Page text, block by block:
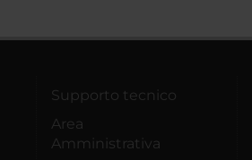
Supporto tecnico
Area
Amministrativa